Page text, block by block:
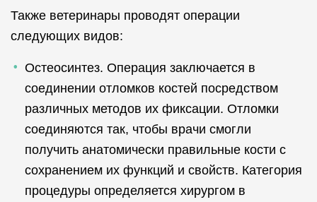
Также ветеринары проводят операции
следующих видов:
Остеосинтез. Операция заключается в
соединении отломков костей посредством
различных методов их фиксации. Отломки
соединяются так, чтобы врачи смогли
получить анатомически правильные кости с
сохранением их функций и свойств. Категория
процедуры определяется хирургом в